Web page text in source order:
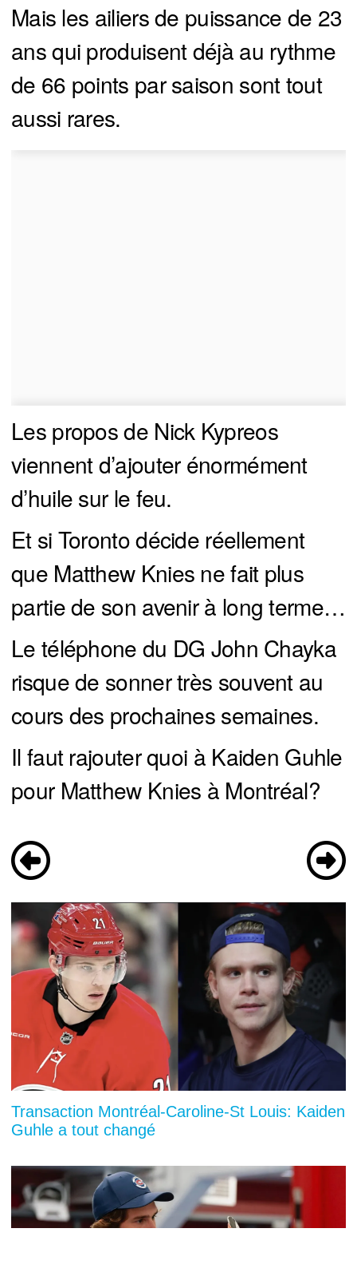
Mais les ailiers de puissance de 23
ans qui produisent déjà au rythme
de 66 points par saison sont tout
aussi rares.
Les propos de Nick Kypreos
viennent d’ajouter énormément
d’huile sur le feu.
Et si Toronto décide réellement
que Matthew Knies ne fait plus
partie de son avenir à long terme…
Le téléphone du DG John Chayka
risque de sonner très souvent au
cours des prochaines semaines.
Il faut rajouter quoi à Kaiden Guhle
pour Matthew Knies à Montréal?
Transaction Montréal-Caroline-St Louis: Kaiden
Guhle a tout changé